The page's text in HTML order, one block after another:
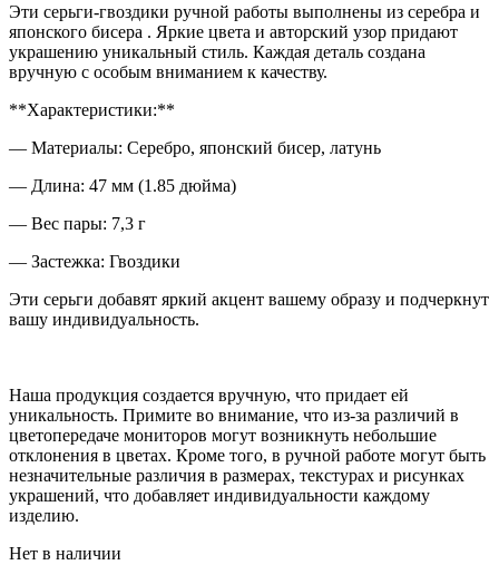
Эти серьги-гвоздики ручной работы выполнены из серебра и
японского бисера . Яркие цвета и авторский узор придают
украшению уникальный стиль. Каждая деталь создана
вручную с особым вниманием к качеству.
**Характеристики:**
— Материалы: Серебро, японский бисер, латунь
— Длина: 47 мм (1.85 дюйма)
— Вес пары: 7,3 г
— Застежка: Гвоздики
Эти серьги добавят яркий акцент вашему образу и подчеркнут
вашу индивидуальность.
Наша продукция создается вручную, что придает ей
уникальность. Примите во внимание, что из-за различий в
цветопередаче мониторов могут возникнуть небольшие
отклонения в цветах. Кроме того, в ручной работе могут быть
незначительные различия в размерах, текстурах и рисунках
украшений, что добавляет индивидуальности каждому
изделию.
Нет в наличии